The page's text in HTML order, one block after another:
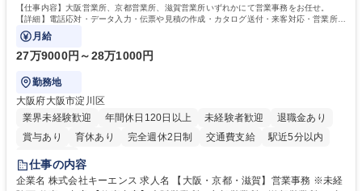
【仕事内容】大阪営業所、京都営業所、滋賀営業所いずれかにて営業事務をお任せ。
【詳細】電話応対・データ入力・伝票や見積の作成・カタログ送付・来客対応・営業所内
で発生する事務業務や業務改善をお任せ。
月給
27万9000円～28万1000円
勤務地
大阪府大阪市淀川区
業界未経験歓迎
年間休日120日以上 未経験者歓迎
退職金あり
賞与あり
育休あり 完全週休2日制 交通費支給
駅近5分以内
土日祝休み
仕事の内容
企業名 株式会社キーエンス 求人名 【大阪・京都・滋賀】営業事務 ※未経